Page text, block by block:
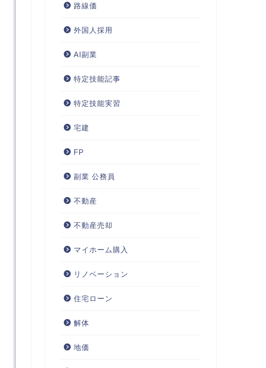
路線価
外国人採用
AI副業
特定技能記事
特定技能実習
宅建
FP
副業 公務員
不動産
不動産売却
マイホーム購入
リノベーション
住宅ローン
解体
地価